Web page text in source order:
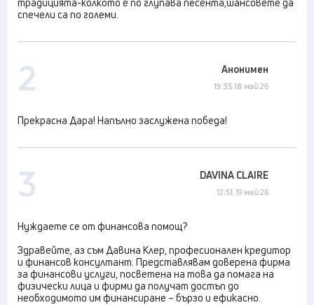
спечели са по големи.
2 Анонимен
19:33, 18 май 26
Прекрасна Дара! Напълно заслужена победа!
3 DAVINA CLAIRE
12:51, 19 май 26
Нуждаете се от финансова помощ?
Здравейте, аз съм Давина Клер, професионален кредитор
и финансов консултант. Представлявам доверена фирма
за финансови услуги, посветена на това да помага на
физически лица и фирми да получат достъп до
необходимото им финансиране – бързо и ефикасно.